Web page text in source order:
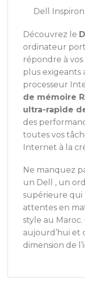
Dell
Découvrez le
ordinateur
répondre à
plus exigeants
processeur
de mémoire
ultra-rapide
des
toutes vos
Internet à la
Ne manquez
un Dell , un
supérieure qui
attentes en
style au
aujourd’hui et
dimension de